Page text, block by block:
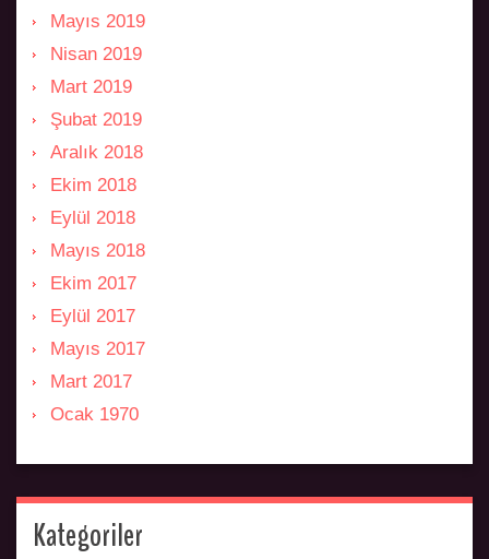
Mayıs 2019
Nisan 2019
Mart 2019
Şubat 2019
Aralık 2018
Ekim 2018
Eylül 2018
Mayıs 2018
Ekim 2017
Eylül 2017
Mayıs 2017
Mart 2017
Ocak 1970
Kategoriler